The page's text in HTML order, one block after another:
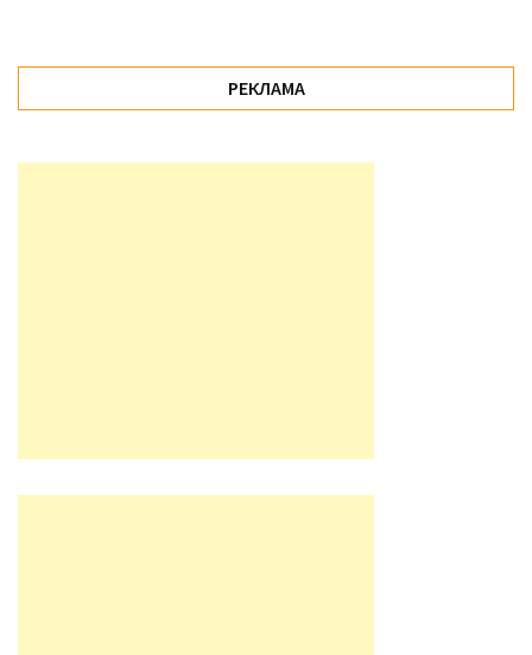
РЕКЛАМА